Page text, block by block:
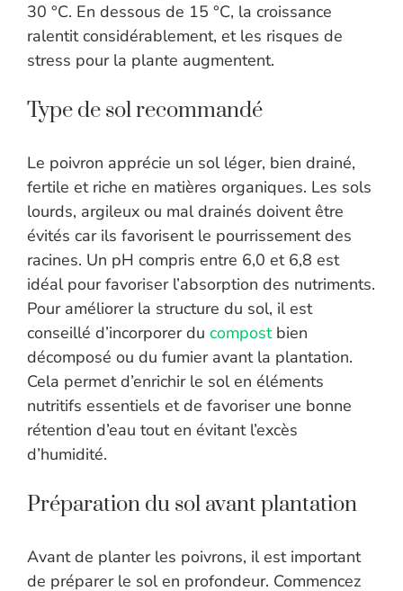
30 °C. En dessous de 15 °C, la croissance
ralentit considérablement, et les risques de
stress pour la plante augmentent.
Type de sol recommandé
Le poivron apprécie un sol léger, bien drainé,
fertile et riche en matières organiques. Les sols
lourds, argileux ou mal drainés doivent être
évités car ils favorisent le pourrissement des
racines. Un pH compris entre 6,0 et 6,8 est
idéal pour favoriser l’absorption des nutriments.
Pour améliorer la structure du sol, il est
conseillé d’incorporer du compostbien
décomposé ou du fumier avant la plantation.
Cela permet d’enrichir le sol en éléments
nutritifs essentiels et de favoriser une bonne
rétention d’eau tout en évitant l’excès
d’humidité.
Préparation du sol avant plantation
Avant de planter les poivrons, il est important
de préparer le sol en profondeur. Commencez